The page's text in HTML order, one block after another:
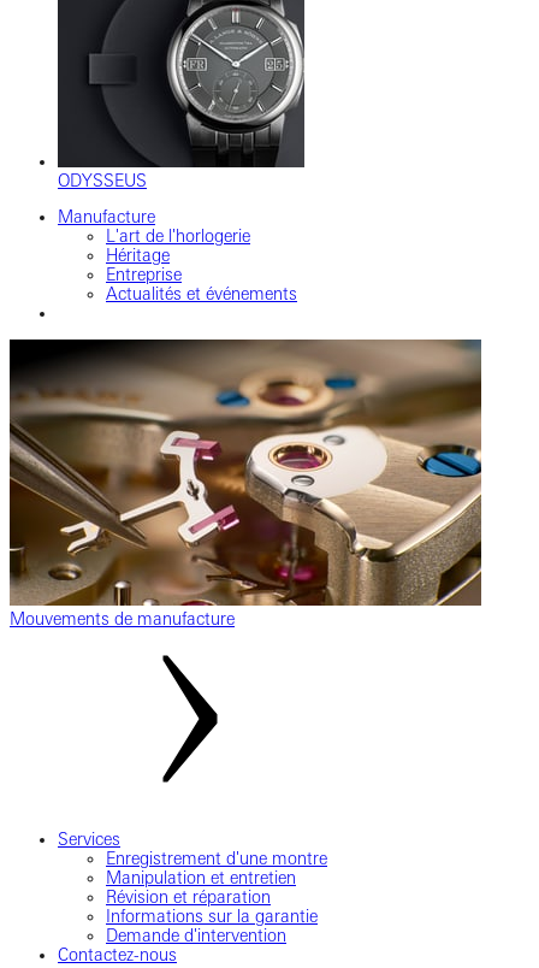
ODYSSEUS
Manufacture
L'art de l'horlogerie
Héritage
Entreprise
Actualités et événements
Mouvements de manufacture
Services
Enregistrement d'une montre
Manipulation et entretien
Révision et réparation
Informations sur la garantie
Demande d'intervention
Contactez-nous